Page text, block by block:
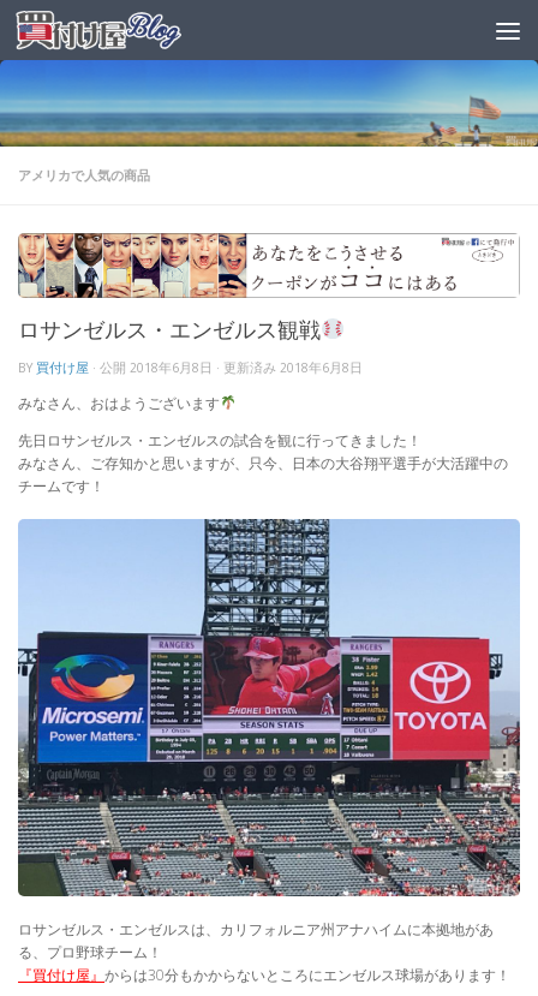
アメリカで人気の商品
ロサンゼルス・エンゼルス観戦
BY 買付け屋 · 公開 2018年6月8日 · 更新済み 2018年6月8日
みなさん、おはようございます
先日ロサンゼルス・エンゼルスの試合を観に行ってきました！
みなさん、ご存知かと思いますが、只今、日本の大谷翔平選手が大活躍中の
チームです！
ロサンゼルス・エンゼルスは、カリフォルニア州アナハイムに本拠地があ
る、プロ野球チーム！
『買付け屋』 からは30分もかからないところにエンゼルス球場があります！